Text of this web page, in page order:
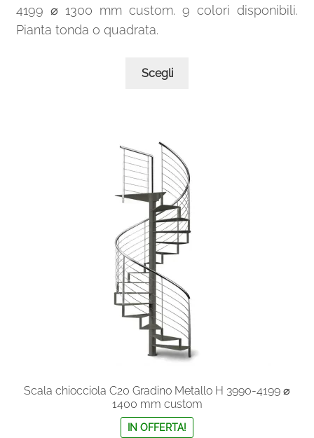
4199 ⌀ 1300 mm custom. 9 colori disponibili.
Pianta tonda o quadrata.
Scegli
opzioni
possono
essere
scelte
nella
prodotto
Scala chiocciola C20 Gradino Metallo H 3990-4199 ⌀
1400 mm custom
IN OFFERTA!